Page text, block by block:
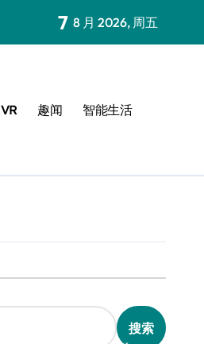
7 8 月 2026, 周五
VR 趣闻 智能生活
搜索